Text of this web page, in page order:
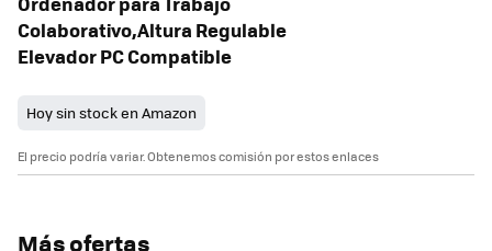
Colaborativo,Altura Regulable
Elevador PC Compatible
Hoy sin stock en Amazon
El precio podría variar. Obtenemos comisión por estos enlaces
Más ofertas